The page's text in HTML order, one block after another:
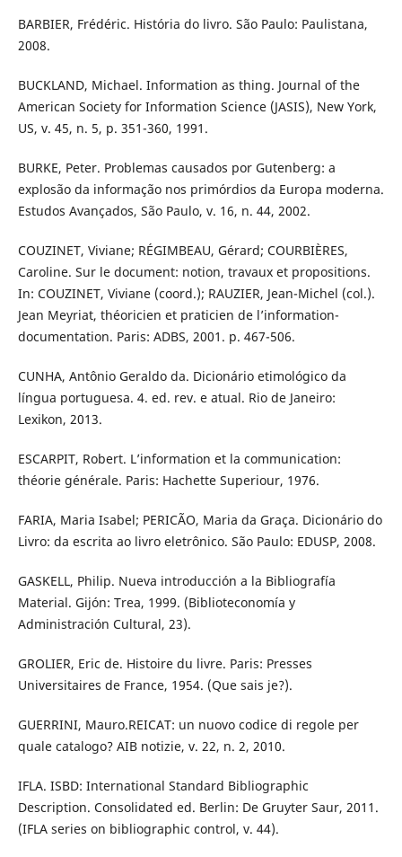
BARBIER, Frédéric. História do livro. São Paulo: Paulistana,
2008.
BUCKLAND, Michael. Information as thing. Journal of the
American Society for Information Science (JASIS), New York,
US, v. 45, n. 5, p. 351-360, 1991.
BURKE, Peter. Problemas causados por Gutenberg: a
explosão da informação nos primórdios da Europa moderna.
Estudos Avançados, São Paulo, v. 16, n. 44, 2002.
COUZINET, Viviane; RÉGIMBEAU, Gérard; COURBIÈRES,
Caroline. Sur le document: notion, travaux et propositions.
In: COUZINET, Viviane (coord.); RAUZIER, Jean-Michel (col.).
Jean Meyriat, théoricien et praticien de l’information-
documentation. Paris: ADBS, 2001. p. 467-506.
CUNHA, Antônio Geraldo da. Dicionário etimológico da
língua portuguesa. 4. ed. rev. e atual. Rio de Janeiro:
Lexikon, 2013.
ESCARPIT, Robert. L’information et la communication:
théorie générale. Paris: Hachette Superiour, 1976.
FARIA, Maria Isabel; PERICÃO, Maria da Graça. Dicionário do
Livro: da escrita ao livro eletrônico. São Paulo: EDUSP, 2008.
GASKELL, Philip. Nueva introducción a la Bibliografía
Material. Gijón: Trea, 1999. (Biblioteconomía y
Administración Cultural, 23).
GROLIER, Eric de. Histoire du livre. Paris: Presses
Universitaires de France, 1954. (Que sais je?).
GUERRINI, Mauro.REICAT: un nuovo codice di regole per
quale catalogo? AIB notizie, v. 22, n. 2, 2010.
IFLA. ISBD: International Standard Bibliographic
Description. Consolidated ed. Berlin: De Gruyter Saur, 2011.
(IFLA series on bibliographic control, v. 44).